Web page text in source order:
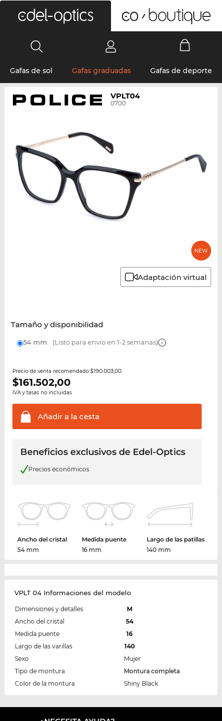
Gafas de sol Gafas graduadas Gafas de deporte
VPLT04
0700
Adaptación virtual
Tamaño y disponibilidad
54 mm (Listo para envío en 1-2 semanas)
Precio de venta recomendado $190.003,00
$161.502,00
IVA y tasas no incluidas
Añadir a la cesta
Beneficios exclusivos de Edel-Optics
Precios económicos
Ancho del cristal
54 mm
Medida puente
16 mm
Largo de las patillas
140 mm
VPLT 04 Informaciones del modelo
Dimensiones y detalles
M
Ancho del cristal
54
Medida puente
16
Largo de las varillas
140
Sexo
Mujer
Tipo de montura
Montura completa
Color de la montura
Shiny Black